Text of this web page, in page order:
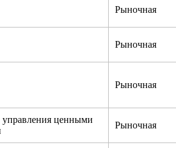
Рыночная
Рыночная
Рыночная
управления ценными
Рыночная